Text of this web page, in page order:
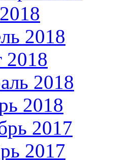
2018
2018
2018
2017
2017